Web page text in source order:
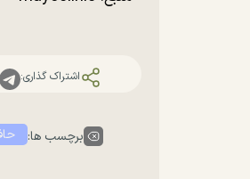
اشتراک گذاری:
برچسب ها: